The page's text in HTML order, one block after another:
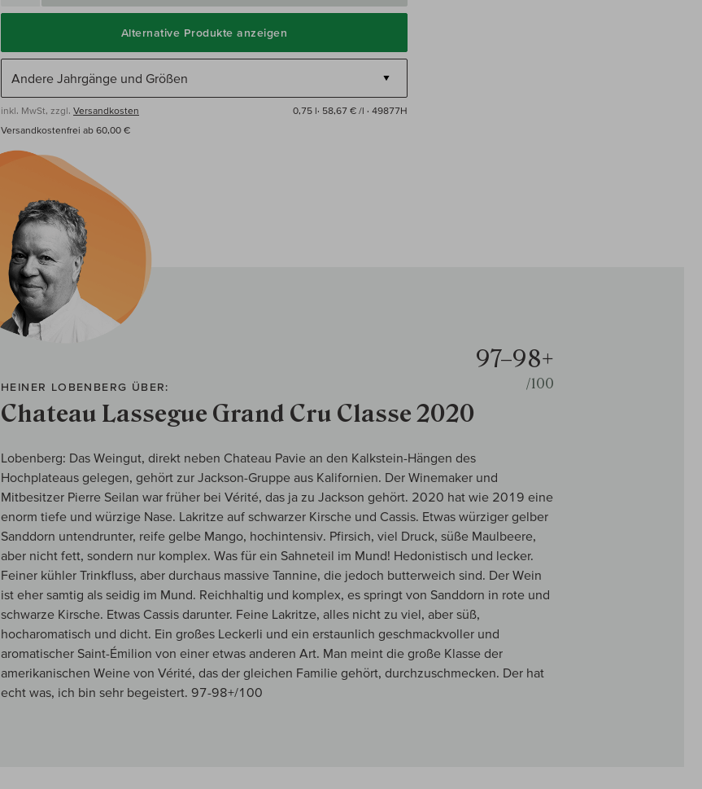
Alternative Produkte anzeigen
inkl. MwSt, zzgl. Versandkosten 0,75 l· 58,67 € /l · 49877H
Versandkostenfrei ab 60,00 €
HEINER LOBENBERG ÜBER:
Chateau Lassegue Grand Cru Classe 2020
97–98+
/100
Lobenberg: Das Weingut, direkt neben Chateau Pavie an den Kalkstein-Hängen des
Hochplateaus gelegen, gehört zur Jackson-Gruppe aus Kalifornien. Der Winemaker und
Mitbesitzer Pierre Seilan war früher bei Vérité, das ja zu Jackson gehört. 2020 hat wie 2019 eine
enorm tiefe und würzige Nase. Lakritze auf schwarzer Kirsche und Cassis. Etwas würziger gelber
Sanddorn untendrunter, reife gelbe Mango, hochintensiv. Pfirsich, viel Druck, süße Maulbeere,
aber nicht fett, sondern nur komplex. Was für ein Sahneteil im Mund! Hedonistisch und lecker.
Feiner kühler Trinkfluss, aber durchaus massive Tannine, die jedoch butterweich sind. Der Wein
ist eher samtig als seidig im Mund. Reichhaltig und komplex, es springt von Sanddorn in rote und
schwarze Kirsche. Etwas Cassis darunter. Feine Lakritze, alles nicht zu viel, aber süß,
hocharomatisch und dicht. Ein großes Leckerli und ein erstaunlich geschmackvoller und
aromatischer Saint-Émilion von einer etwas anderen Art. Man meint die große Klasse der
amerikanischen Weine von Vérité, das der gleichen Familie gehört, durchzuschmecken. Der hat
echt was, ich bin sehr begeistert. 97-98+/100